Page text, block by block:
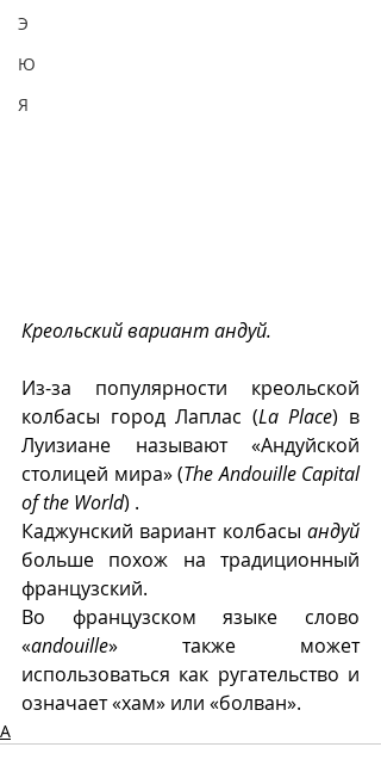
Э
Ю
Я
Креольский вариант андуй.
Из-за популярности креольской
колбасы город Лаплас (La Place) в
Луизиане называют «Андуйской
столицей мира» (The Andouille Capital
of the World) .
Каджунский вариант колбасы андуй
больше похож на традиционный
французский.
Во французском языке слово
«andouille» также может
использоваться как ругательство и
означает «хам» или «болван».
А